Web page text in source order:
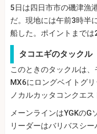
5日は四日市市の磯津漁
だ。現地には午前3時半
船した。ポイントまでは
タコエギのタックル
このときのタックルは
MX6にロングベイトグ
ノカルカッタコンクエス
メーンラインはYGKのG
リーダーはバリバスシ